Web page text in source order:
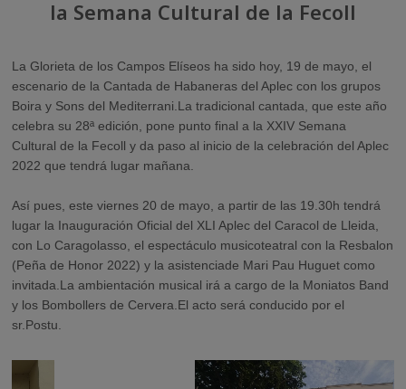
la Semana Cultural de la Fecoll
La Glorieta de los Campos Elíseos ha sido hoy, 19 de mayo, el
escenario de la Cantada de Habaneras del Aplec con los grupos
Boira y Sons del Mediterrani. La tradicional cantada, que este año
celebra su 28ª edición, pone punto final a la XXIV Semana
Cultural de la Fecoll y da paso al inicio de la celebración del Aplec
2022 que tendrá lugar mañana.
Así pues, este viernes 20 de mayo, a partir de las 19.30h tendrá
lugar la Inauguración Oficial del XLI Aplec del Caracol de Lleida,
con Lo Caragolasso, el espectáculo musicoteatral con la Resbalon
(Peña de Honor 2022) y la asistenciade Mari Pau Huguet como
invitada. La ambientación musical irá a cargo de la Moniatos Band
y los Bombollers de Cervera. El acto será conducido por el
sr. Postu.